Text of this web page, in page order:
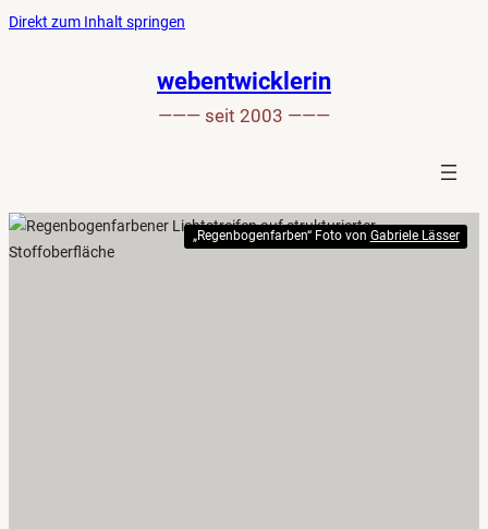
Direkt zum Inhalt springen
den
Anfang
der
springen
webentwicklerin
——— seit 2003 ———
„Regenbogenfarben“ Foto von Gabriele Lässer